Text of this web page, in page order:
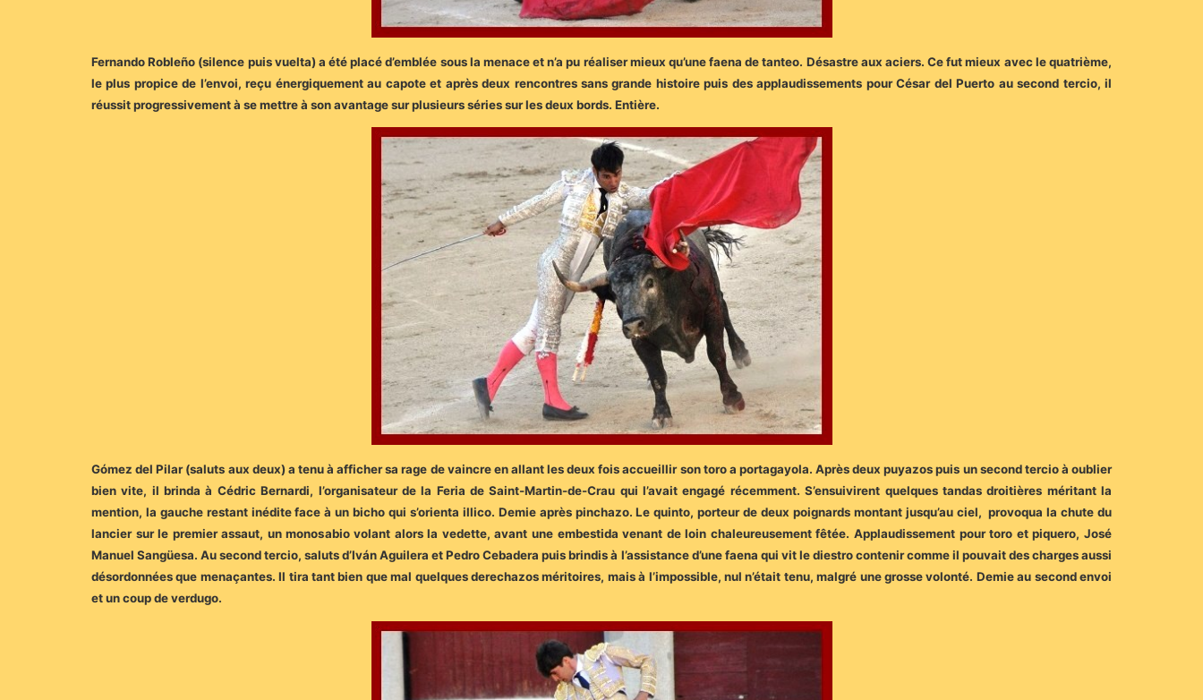
Fernando Robleño (silence puis vuelta) a été placé d’emblée sous la menace et n’a pu réaliser mieux qu’une faena de tanteo. Désastre aux aciers. Ce fut mieux avec le quatrième,
le plus propice de l’envoi, reçu énergiquement au capote et après deux rencontres sans grande histoire puis des applaudissements pour César del Puerto au second tercio, il
réussit progressivement à se mettre à son avantage sur plusieurs séries sur les deux bords. Entière.
Gómez del Pilar (saluts aux deux) a tenu à afficher sa rage de vaincre en allant les deux fois accueillir son toro a portagayola. Après deux puyazos puis un second tercio à oublier
bien vite, il brinda à Cédric Bernardi, l’organisateur de la Feria de Saint-Martin-de-Crau qui l’avait engagé récemment. S’ensuivirent quelques tandas droitières méritant la
mention, la gauche restant inédite face à un bicho qui s’orienta illico. Demie après pinchazo. Le quinto, porteur de deux poignards montant jusqu’au ciel, provoqua la chute du
lancier sur le premier assaut, un monosabio volant alors la vedette, avant une embestida venant de loin chaleureusement fêtée. Applaudissement pour toro et piquero, José
Manuel Sangüesa. Au second tercio, saluts d’Iván Aguilera et Pedro Cebadera puis brindis à l’assistance d’une faena qui vit le diestro contenir comme il pouvait des charges aussi
désordonnées que menaçantes. Il tira tant bien que mal quelques derechazos méritoires, mais à l’impossible, nul n’était tenu, malgré une grosse volonté. Demie au second envoi
et un coup de verdugo.